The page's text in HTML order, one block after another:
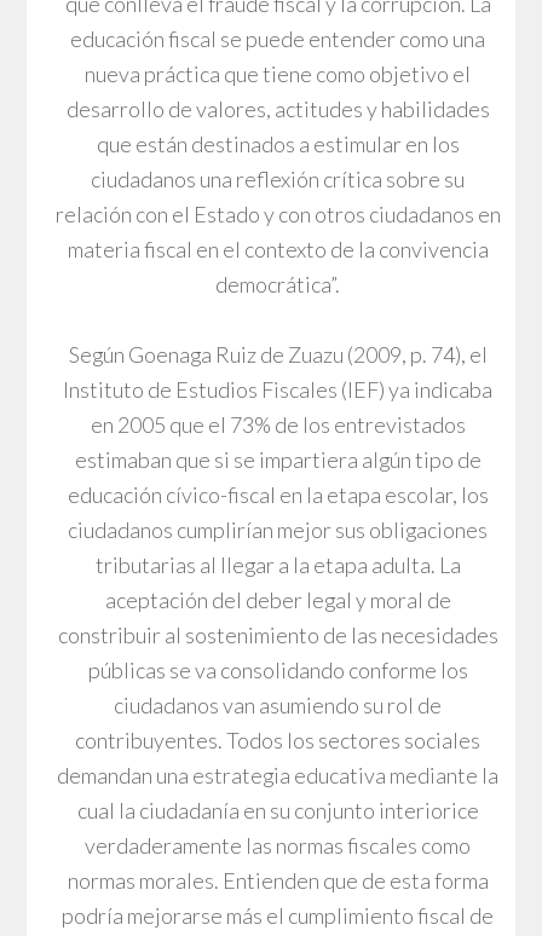
educación fiscal se puede entender como una
nueva práctica que tiene como objetivo el
desarrollo de valores, actitudes y habilidades
que están destinados a estimular en los
ciudadanos una reflexión crítica sobre su
relación con el Estado y con otros ciudadanos en
materia fiscal en el contexto de la convivencia
democrática”.
Según Goenaga Ruiz de Zuazu (2009, p. 74), el
Instituto de Estudios Fiscales (IEF) ya indicaba
en 2005 que el 73% de los entrevistados
estimaban que si se impartiera algún tipo de
educación cívico-fiscal en la etapa escolar, los
ciudadanos cumplirían mejor sus obligaciones
tributarias al llegar a la etapa adulta. La
aceptación del deber legal y moral de
constribuir al sostenimiento de las necesidades
públicas se va consolidando conforme los
ciudadanos van asumiendo su rol de
contribuyentes. Todos los sectores sociales
demandan una estrategia educativa mediante la
cual la ciudadanía en su conjunto interiorice
verdaderamente las normas fiscales como
normas morales. Entienden que de esta forma
podría mejorarse más el cumplimiento fiscal de